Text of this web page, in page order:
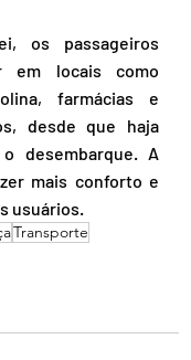
os passageiros
em locais como
farmácias e
desde que haja
desembarque. A
mais conforto e
usuários.
Transporte